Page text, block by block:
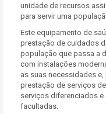
unidade de recursos
para servir uma
Este equipamento de
prestação de cuidados
população que passa a
com instalações
as suas necessidades
prestação de serviços
serviços diferenciados
facultadas.